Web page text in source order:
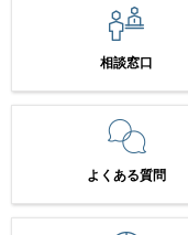
相談窓口
よくある質問